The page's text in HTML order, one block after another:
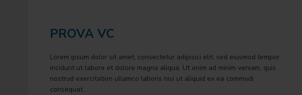
PROVA VC
Lorem ipsum dolor sit amet, consectetur adipisici elit, sed eiusmod tempor
incidunt ut labore et dolore magna aliqua. Ut enim ad minim veniam, quis
nostrud exercitation ullamco laboris nisi ut aliquid ex ea commodi
consequat.